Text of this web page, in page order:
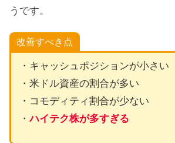
うです。
改善すべき点
・キャッシュポジションが小さい
・米ドル資産の割合が多い
・コモディティ割合が少ない
・ハイテク株が多すぎる